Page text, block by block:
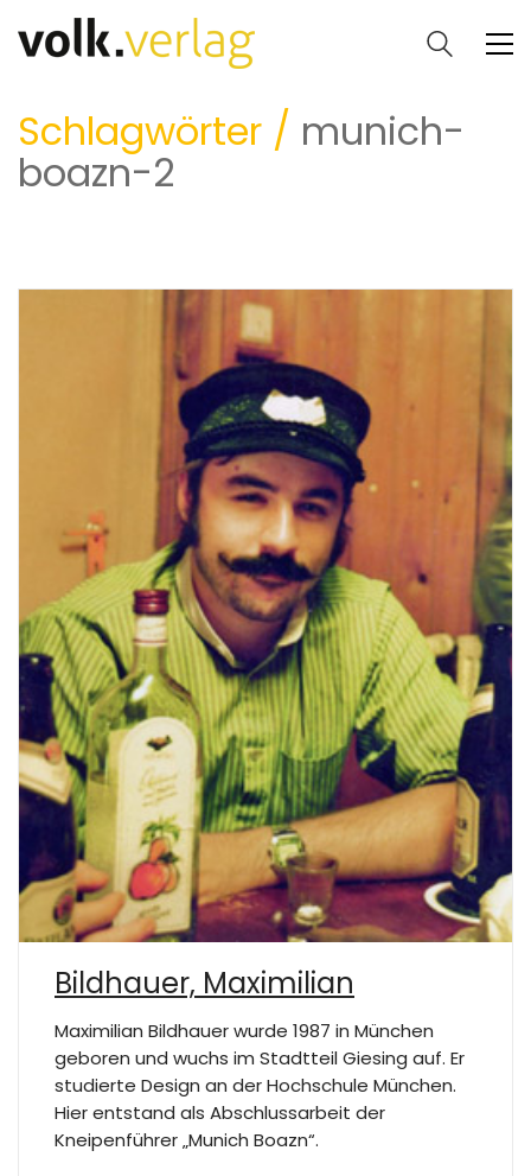
Schlagwörter / munich-
boazn-2
Bildhauer, Maximilian
Maximilian Bildhauer wurde 1987 in München
geboren und wuchs im Stadtteil Giesing auf. Er
studierte Design an der Hochschule München.
Hier entstand als Abschlussarbeit der
Kneipenführer „Munich Boazn“.